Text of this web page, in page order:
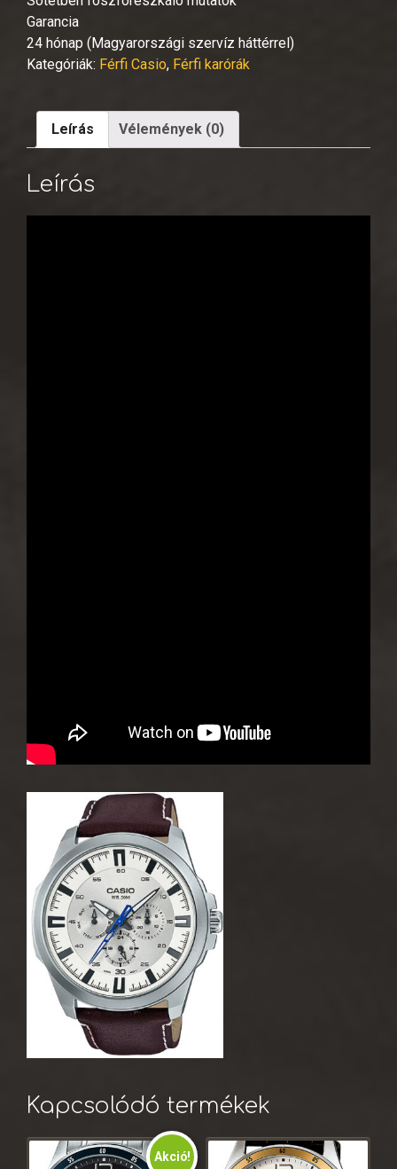
Garancia
24 hónap (Magyarországi szervíz háttérrel)
Kategóriák: Férfi Casio, Férfi karórák
Leírás Vélemények (0)
Leírás
Kapcsolódó termékek
Akció!